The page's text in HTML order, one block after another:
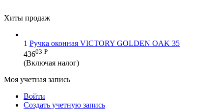
Хиты продаж
1 Ручка оконная VICTORY GOLDEN OAK 35
43603 Р
(Включая налог)
Моя учетная запись
Войти
Создать учетную запись